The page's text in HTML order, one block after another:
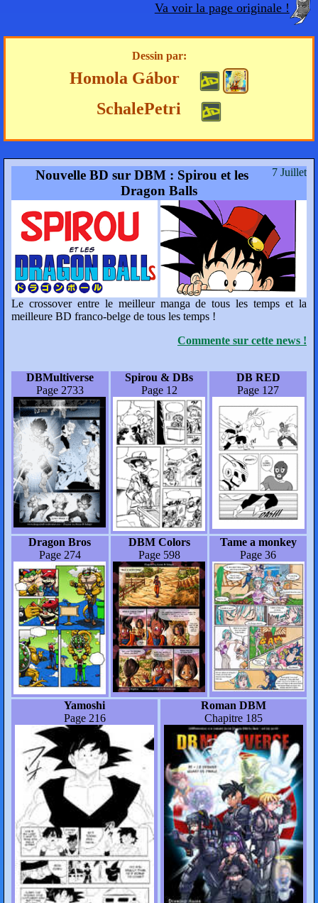
Va voir la page originale !
Dessin par:
Homola Gábor
SchalePetri
7 Juillet
Nouvelle BD sur DBM : Spirou et les
Dragon Balls
Le crossover entre le meilleur manga de tous les temps et la
meilleure BD franco-belge de tous les temps !
Commente sur cette news !
DBMultiverse
Page 2733
Spirou & DBs
Page 12
DB RED
Page 127
Dragon Bros
Page 274
DBM Colors
Page 598
Tame a monkey
Page 36
Yamoshi
Page 216
Roman DBM
Chapitre 185